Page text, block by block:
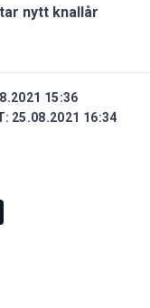
nytt knallår
15:36
25.08.2021 16:34